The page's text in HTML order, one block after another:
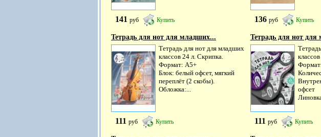
141 руб Купить 136 руб Купить
Тетрадь для нот для младших...
Тетрадь для нот для младших
классов 24 л. Скрипка.
Формат: А5+
Блок: белый офсет, мягкий
переплёт (2 скобы).
Обложка:...
111 руб Купить
Тетрадь для нот
офсет
111 руб Купить